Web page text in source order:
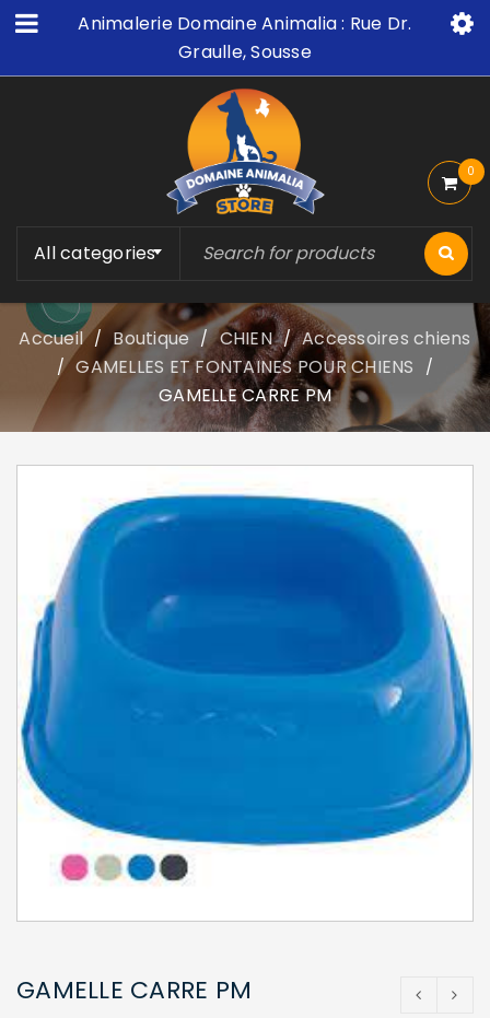
Animalerie Domaine Animalia : Rue Dr.
Graulle, Sousse
All categories
0
Accueil / Boutique / CHIEN / Accessoires chiens
/ GAMELLES ET FONTAINES POUR CHIENS /
GAMELLE CARRE PM
GAMELLE CARRE PM